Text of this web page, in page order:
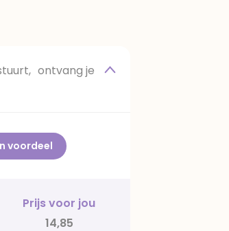
ontvang je
voordeel
Prijs voor jou
14,85